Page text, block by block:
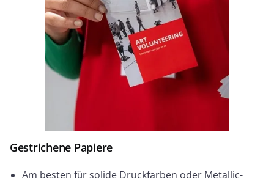
Gestrichene Papiere
Am besten für solide Druckfarben oder Metallic-